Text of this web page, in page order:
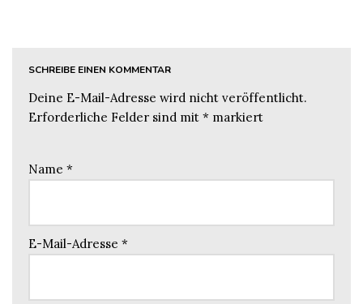
SCHREIBE EINEN KOMMENTAR
Deine E-Mail-Adresse wird nicht veröffentlicht.
Erforderliche Felder sind mit * markiert
Name *
E-Mail-Adresse *